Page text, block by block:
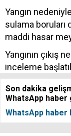
Yangın
sulama boruları
maddi hasar
Yangının çıkış
inceleme
Son dakika
WhatsApp haber
WhatsApp haber